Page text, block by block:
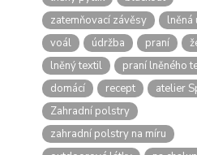
zatemňovací závěsy
lněná
voál
údržba praní
lněný textil
praní lněného
domácí
recept
atelier
Zahradní polstry
zahradní polstry na míru